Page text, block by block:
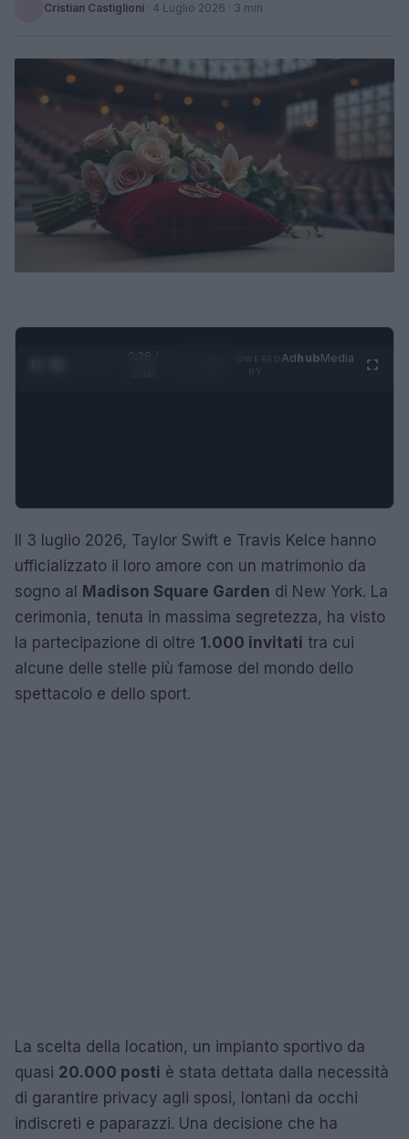
Cristian Castiglioni · 4 Luglio 2026 · 3 min
0:29 /
AdhubMedia
Il 3 luglio 2026, Taylor Swift e Travis Kelce hanno
ufficializzato il loro amore con un matrimonio da
sogno al
Madison Square Garden di New York. La
cerimonia, tenuta in massima segretezza, ha visto
la partecipazione di oltre 1.000 invitati tra cui
alcune delle stelle più famose del mondo dello
spettacolo e dello sport.
La scelta della location, un impianto sportivo da
quasi 20.000 posti è stata dettata dalla necessità
di garantire privacy agli sposi, lontani da occhi
indiscreti e paparazzi. Una decisione che ha